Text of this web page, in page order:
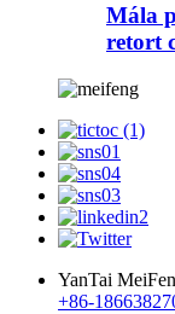
Mála
retort
YanTai
+86-